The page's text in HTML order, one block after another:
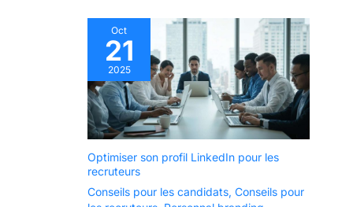
Oct
21
2025
Optimiser son profil LinkedIn pour les
recruteurs
Conseils pour les candidats, Conseils pour